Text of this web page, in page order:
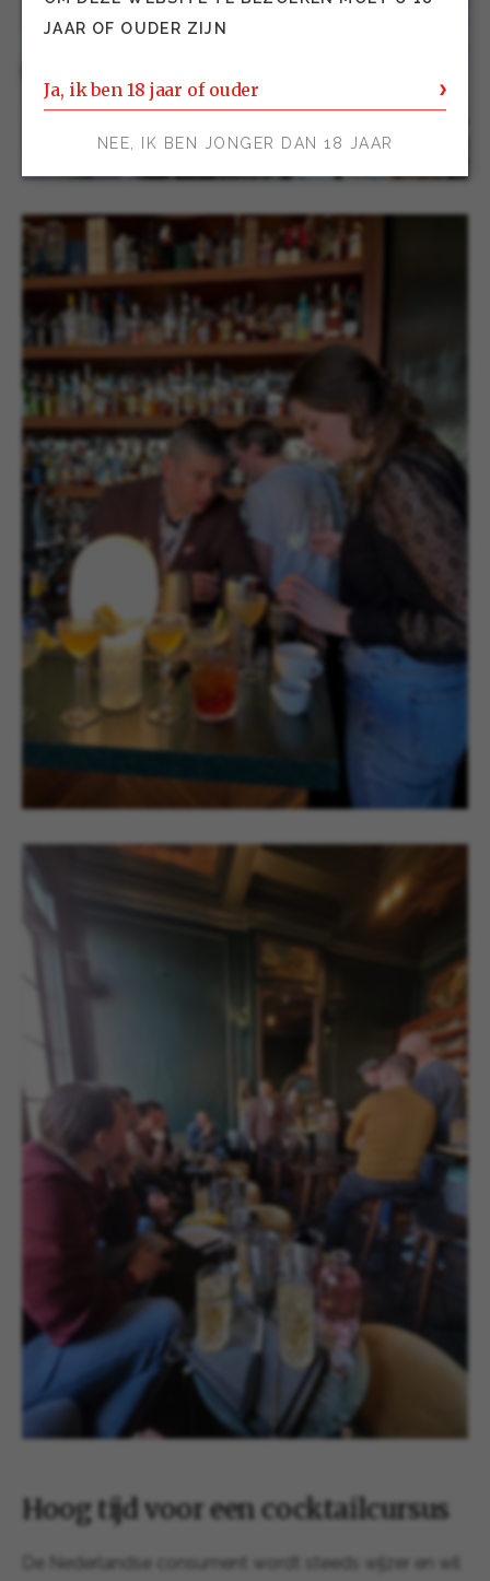
Hoog tijd voor een cocktailcursus
De Nederlandse consument wordt steeds wijzer en wil
JAAR OF OUDER ZIJN
Ja, ik ben 18 jaar of ouder
NEE, IK BEN JONGER DAN 18 JAAR